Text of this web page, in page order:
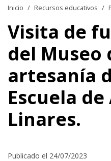
Inicio Recursos educativos
Visita de
del Museo
artesanía
Escuela
Linares.
Publicado el 24/07/2023